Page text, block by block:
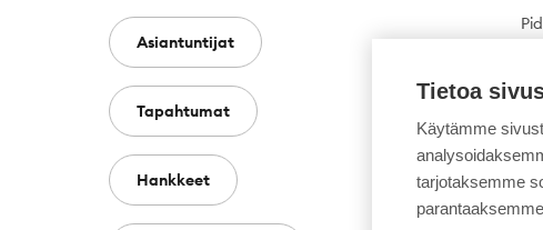
Asiantuntijat
Tapahtumat
Hankkeet
Tietoa
Käytämme
tarjotaksemme